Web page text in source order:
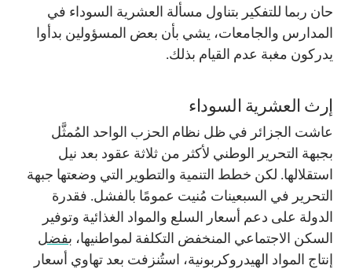
حان ربما للتفكير بتناول مسألة العشرية السوداء في
المدارس والجامعات، يشي بأن بعض المسؤولين بدأوا
يدركون مغبة عدم القيام بذلك.
إرث العشرية السوداء
عاشت الجزائر في ظل نظام الحزب الواحد المُمثَّل
بجبهة التحرير الوطني لأكثر من ثلاثة عقود بعد نيل
استقلالها. لكن خطط التنمية والتطوير التي وضعتها جبهة
التحرير في السبعينات مُنيت عمومًا بالفشل. فقدرة
الدولة على دعم أسعار السلع والمواد الغذائية وتوفير
السكن الاجتماعي المنخفض التكلفة لمواطنيها، بفضل
إنتاج المواد الهيدروكربونية، استُنزفت بعد تهاوي أسعار